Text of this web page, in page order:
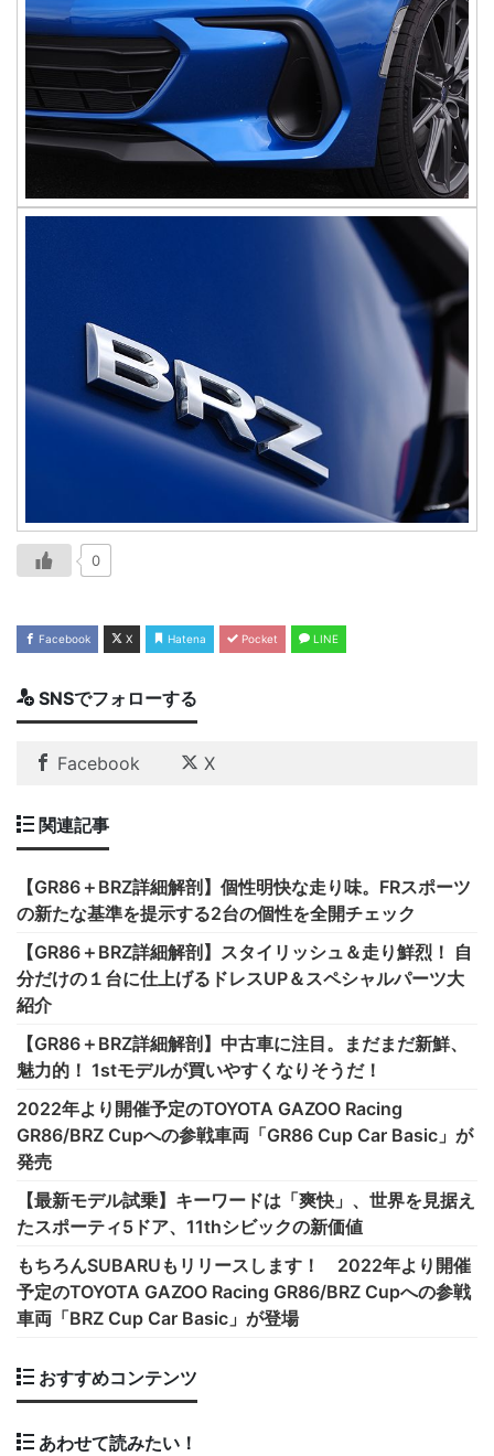
0
Facebook X Hatena Pocket LINE
SNSでフォローする
Facebook X
関連記事
【GR86＋BRZ詳細解剖】個性明快な走り味。FRスポーツ
の新たな基準を提示する2台の個性を全開チェック
【GR86＋BRZ詳細解剖】スタイリッシュ＆走り鮮烈！ 自
分だけの１台に仕上げるドレスUP＆スペシャルパーツ大
紹介
【GR86＋BRZ詳細解剖】中古車に注目。まだまだ新鮮、
魅力的！ 1stモデルが買いやすくなりそうだ！
2022年より開催予定のTOYOTA GAZOO Racing
GR86/BRZ Cupへの参戦車両「GR86 Cup Car Basic」が
発売
【最新モデル試乗】キーワードは「爽快」、世界を見据え
たスポーティ5ドア、11thシビックの新価値
もちろんSUBARUもリリースします！ 2022年より開催
予定のTOYOTA GAZOO Racing GR86/BRZ Cupへの参戦
車両「BRZ Cup Car Basic」が登場
おすすめコンテンツ
あわせて読みたい！